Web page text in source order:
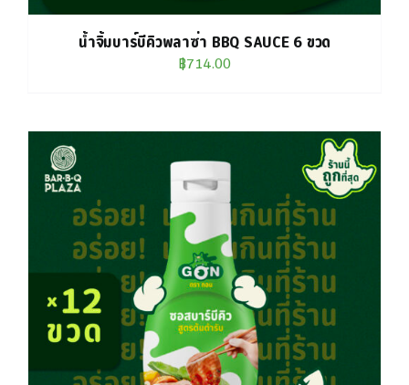
น้ำจิ้มบาร์บีคิวพลาซ่า BBQ SAUCE 6 ขวด
฿714.00